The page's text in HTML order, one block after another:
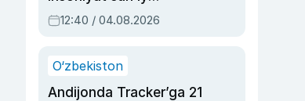
intellektni boshqara
olmay qolishidan xavotir
12:40 / 04.08.2026
O‘zbekiston
Andijonda Tracker’ga 21